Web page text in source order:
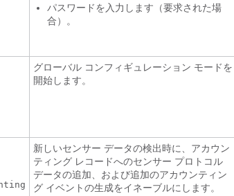
パスワードを入力します（要求された場
合）。
グローバル コンフィギュレーション モードを
開始します。
新しいセンサー データの検出時に、アカウン
ティング レコードへのセンサー プロトコル
データの追加、および追加のアカウンティン
グ イベントの生成をイネーブルにします。